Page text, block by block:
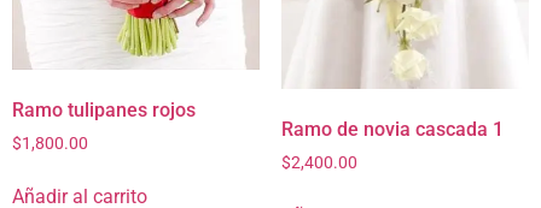
Ramo tulipanes rojos
$1,800.00
Añadir al carrito
Ramo de novia cascada 1
$2,400.00